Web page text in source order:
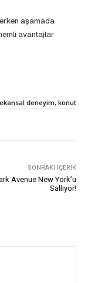
aşamada
avantajlar
deneyim, konut
SONRAKI İÇERIK
Avenue New York’u
Sallıyor!